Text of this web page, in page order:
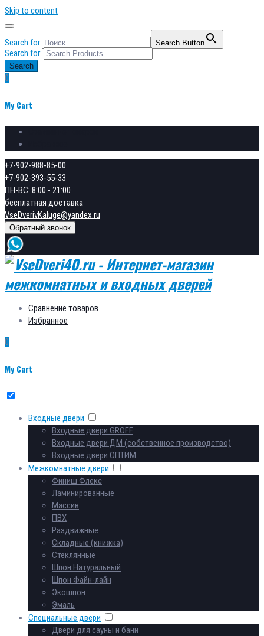
Skip to content
Search for: Search Button
Search for:
Search
0
My Cart
+7-902-988-85-00
+7-902-393-55-33
ПН-ВС: 8:00 - 21:00
бесплатная доставка
VseDverivKaluge@yandex.ru
Обратный звонок
Сравнение товаров
Избранное
0
My Cart
Входные двери
Входные двери GROFF
Входные двери ДМ (собственное производство)
Входные двери ОПТИМ
Межкомнатные двери
Финиш Флекс
Ламинированные
Массив
ПВХ
Раздвижные
Складные (книжка)
Стеклянные
Шпон Натуральный
Шпон Файн-лайн
Экошпон
Эмаль
Специальные двери
Двери для сауны и бани